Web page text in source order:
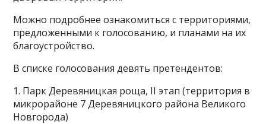
Можно подробнее ознакомиться с территориями,
предложенными к голосованию, и планами на их
благоустройство.
В списке голосования девять претендентов:
1. Парк Деревяницкая роща, II этап (территория в
микрорайоне 7 Деревяницкого района Великого
Новгорода)